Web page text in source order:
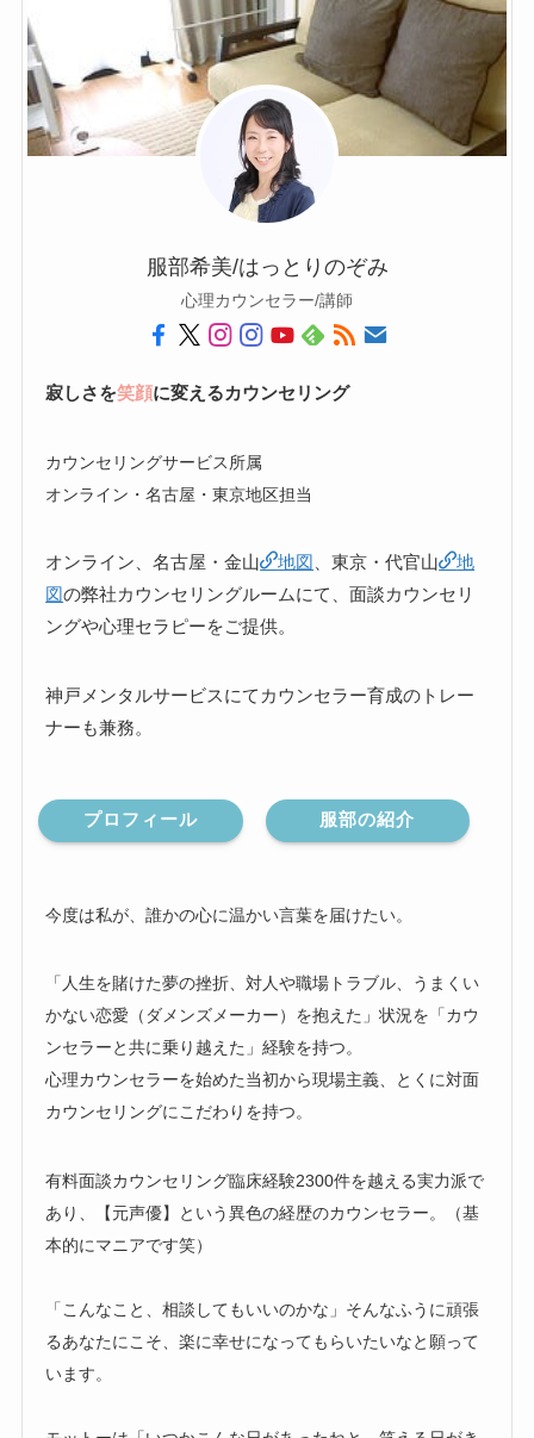
服部希美/はっとりのぞみ
心理カウンセラー/講師
寂しさを笑顔に変えるカウンセリング
カウンセリングサービス所属
オンライン・名古屋・東京地区担当
オンライン、名古屋・金山 地図 、東京・代官山
地
図の弊社カウンセリングルームにて、面談カウンセリ
ングや心理セラピーをご提供。
神戸メンタルサービスにてカウンセラー育成のトレー
ナーも兼務。
プロフィール 服部の紹介
今度は私が、誰かの心に温かい言葉を届けたい。
「人生を賭けた夢の挫折、対人や職場トラブル、うまくい
かない恋愛（ダメンズメーカー）を抱えた」状況を「カウ
ンセラーと共に乗り越えた」経験を持つ。
心理カウンセラーを始めた当初から現場主義、とくに対面
カウンセリングにこだわりを持つ。
有料面談カウンセリング臨床経験2300件を越える実力派で
あり、【元声優】という異色の経歴のカウンセラー。（基
本的にマニアです笑）
「こんなこと、相談してもいいのかな」そんなふうに頑張
るあなたにこそ、楽に幸せになってもらいたいなと願って
います。